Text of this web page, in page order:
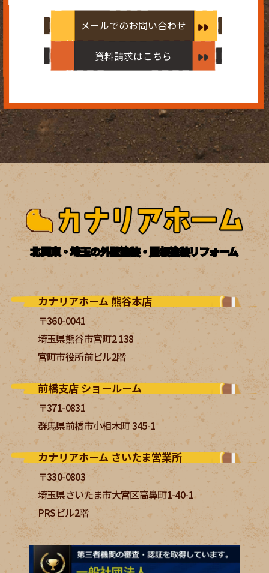
メールでのお問い合わせ
資料請求はこちら
北関東・埼玉の外壁塗装・屋根塗装リフォーム
カナリアホーム 熊谷本店
〒360-0041
埼玉県熊谷市宮町2 138
宮町市役所前ビル2階
前橋支店 ショールーム
〒371-0831
群馬県前橋市小相木町 345-1
カナリアホーム さいたま営業所
〒330-0803
埼玉県さいたま市大宮区高鼻町1-40-1
PRSビル2階